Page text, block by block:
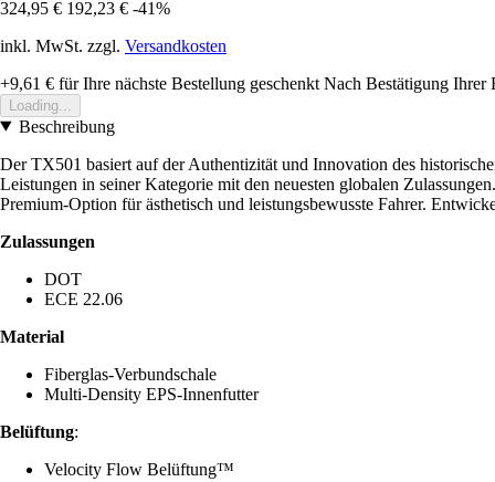
324,95 € 192,23 € -41%
inkl. MwSt. zzgl. Versandkosten
+9,61 € für Ihre nächste Bestellung geschenkt Nach Bestätigung Ihrer
Loading...
Beschreibung
Der TX501 basiert auf der Authentizität und Innovation des
Leistungen in seiner Kategorie mit den neuesten globalen
Premium-Option für ästhetisch und leistungsbewusste Fahrer.
Zulassungen
DOT
ECE 22.06
Material
Fiberglas-Verbundschale
Multi-Density EPS-Innenfutter
Belüftung:
Velocity Flow Belüftung™